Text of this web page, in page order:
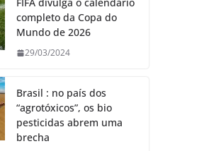
completo da Copa do
Mundo de 2026
29/03/2024
Brasil : no país dos
“agrotóxicos”, os bio
pesticidas abrem uma
brecha